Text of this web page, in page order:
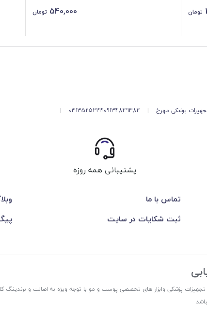
تومان 540,000 تومان
پزشکی مهرخ |
09134849384
03135252199
|
پشتیبانی همه روزه
تماس با ما
ثبت شکایات در سایت
پزشکی وابزار های تخصصی پوست و مو با توجه ویژه به اصالت و برندینگ